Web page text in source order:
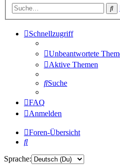
Schnellzugriff
Unbeantwortete
Aktive Themen
Suche
FAQ
Anmelden
Foren-Übersicht
Suche
Sprache: